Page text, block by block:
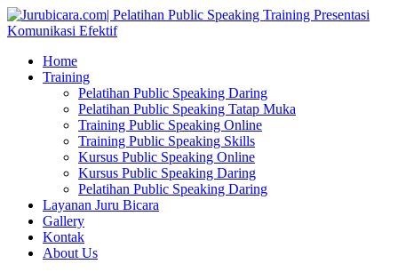
Home
Training
Pelatihan Public Speaking Daring
Pelatihan Public Speaking Tatap Muka
Training Public Speaking Online
Training Public Speaking Skills
Kursus Public Speaking Online
Kursus Public Speaking Daring
Pelatihan Public Speaking Daring
Layanan Juru Bicara
Gallery
Kontak
About Us